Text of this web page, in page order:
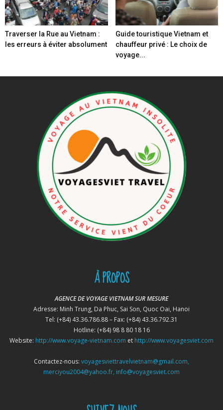
Traverser la Rue au Vietnam :
les erreurs à éviter absolument
Guide touristique Vietnam et
chauffeur privé : Le choix de
voyage...
À PROPOS
AGENCE DE VOYAGE VIETNAM SUR MESURE
Adresse: Minh Trung, Da Phuc, Sai Son, Quoc Oai, Hanoi
Tel: (+84) 43.36.786.88 – Fax: (+84) 43.36.792.31
Hotline: (+84) 98 8 80 18 16
Website: http://www.voyage-vietnam.com et http://www.voyagesviet.com
Contactez-nous: voyagesviettravelvietnam@gmail.com,
merciyou2004@yahoo.fr, info@voyagesviet.com